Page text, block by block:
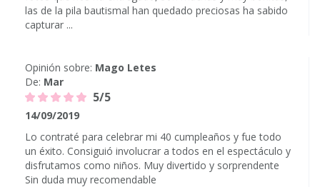
las de la pila bautismal han quedado preciosas ha sabido
capturar ...
Opinión sobre: Mago Letes
De: Mar
5/5
14/09/2019
Lo contraté para celebrar mi 40 cumpleaños y fue todo
un éxito. Consiguió involucrar a todos en el espectáculo y
disfrutamos como niños. Muy divertido y sorprendente
Sin duda muy recomendable